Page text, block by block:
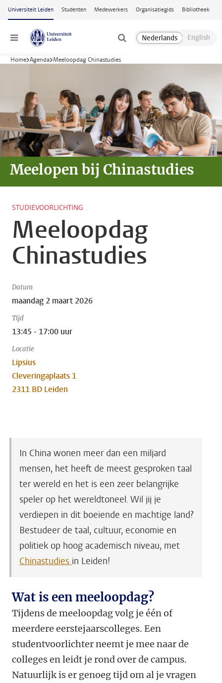
Ga naar hoofdinhoud
Universiteit Leiden Studenten Medewerkers Organisatiegids Bibliotheek
Menu
Home Agenda Meeloopdag Chinastudies
Meelopen bij Chinastudies
STUDIEVOORLICHTING
Meeloopdag
Chinastudies
Datum
maandag 2 maart 2026
Tijd
13:45 - 17:00 uur
Locatie
Lipsius
Cleveringaplaats 1
2311 BD Leiden
In China wonen meer dan een miljard
mensen, het heeft de meest gesproken taal
ter wereld en het is een zeer belangrijke
speler op het wereldtoneel. Wil jij je
verdiepen in dit boeiende en machtige land?
Bestudeer de taal, cultuur, economie en
politiek op hoog academisch niveau, met
Chinastudies in Leiden!
Wat is een meeloopdag?
Tijdens de meeloopdag volg je één of
meerdere eerstejaarscolleges. Een
studentvoorlichter neemt je mee naar de
colleges en leidt je rond over de campus.
Natuurlijk is er genoeg tijd om al je vragen